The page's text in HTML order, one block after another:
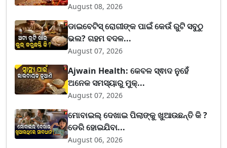
August 08, 2026
ଡାଇବେଟିସ୍ ରୋଗୀଙ୍କ ପାଇଁ କେଉଁ ରୁଟି ସବୁଠୁ
ଭଲ? ଗହମ ବଦଳ...
August 07, 2026
Ajwain Health: କେବଳ ସ୍ଵାଦ ନୁହେଁ
ଅନେକ ସମସ୍ୟାରୁ ମୁକ୍...
August 07, 2026
ମୋବାଇଲ୍ ଦେଖାଇ ପିଲାଙ୍କୁ ଖୁଆଉଛନ୍ତି କି ?
ଡେରି ହୋଇଯିବା...
August 06, 2026